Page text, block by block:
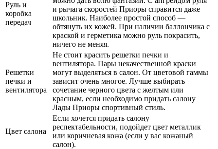
Руль и
коробка
передач
и рычага скоростей Приоры справится даже
школьник. Наиболее простой способ —
обтянуть их кожей. При наличии баллончика с
краской и герметика можно руль покрасить,
ничего не меняя.
Решетки
печки и
вентилятора
Не стоит красить решетки печки и
вентилятора. Пары некачественной краски
могут выделяться в салон. От цветовой гаммы
зависит очень многое. Лучше выбирать
сочетание черного цвета с желтым или
красным, если необходимо придать салону
Лады Приоры спортивный стиль.
Цвет салона
Если хочется придать салону
респектабельности, подойдет цвет металлик
или коричневая кожа (если у вас кожаный
салон).